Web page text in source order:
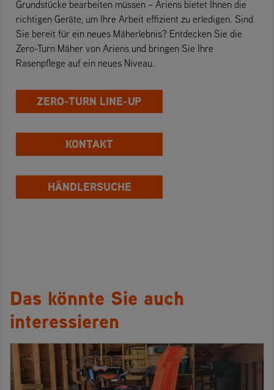
Grundstücke bearbeiten müssen – Ariens bietet Ihnen die
richtigen Geräte, um Ihre Arbeit effizient zu erledigen. Sind
Sie bereit für ein neues Mäherlebnis? Entdecken Sie die
Zero-Turn Mäher von Ariens und bringen Sie Ihre
Rasenpflege auf ein neues Niveau.
ZERO-TURN LINE-UP
KONTAKT
HÄNDLERSUCHE
Das könnte Sie auch
interessieren